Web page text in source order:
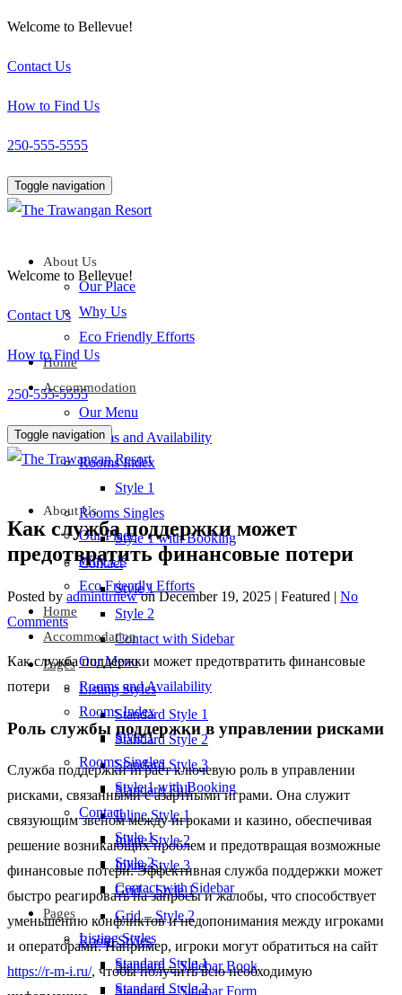
Welcome to Bellevue!
Contact Us
How to Find Us
250-555-5555
Toggle navigation
About Us
Our Place
Why Us
Eco Friendly Efforts
Home
Accommodation
Our Menu
Rooms and Availability
Rooms Index
Style 1
Rooms Singles
Style 1 with Booking
Contact
Style 1
Style 2
Contact with Sidebar
Pages
Listing Styles
Standard Style 1
Standard Style 2
Standard Style 3
Standard Full
Inline Style 1
Inline Style 2
Inline Style 3
Grid – Style 1
Grid – Style 2
Room Styles
Standard – Sidebar Book
Standard – Sidebar Form
Welcome to Bellevue!
Contact Us
How to Find Us
250-555-5555
Toggle navigation
About Us
Our Place
Why Us
Eco Friendly Efforts
Home
Accommodation
Our Menu
Rooms and Availability
Rooms Index
Style 1
Rooms Singles
Style 1 with Booking
Contact
Style 1
Style 2
Contact with Sidebar
Pages
Listing Styles
Standard Style 1
Standard Style 2
Как служба поддержки может
предотвратить финансовые потери
Posted by adminttrnew on December 19, 2025 | Featured | No
Comments
Как служба поддержки может предотвратить финансовые
потери
Роль службы поддержки в управлении рисками
Служба поддержки играет ключевую роль в управлении
рисками, связанными с азартными играми. Она служит
связующим звеном между игроками и казино, обеспечивая
решение возникающих проблем и предотвращая возможные
финансовые потери. Эффективная служба поддержки может
быстро реагировать на запросы и жалобы, что способствует
уменьшению конфликтов и недопонимания между игроками
и операторами. Например, игроки могут обратиться на сайт
https://r-m-i.ru/, чтобы получить всю необходимую